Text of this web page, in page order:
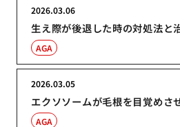
生え際が後退した時の対処法と
2026.03.06
AGA
エクソソームが毛根を目覚めさ
2026.03.05
AGA